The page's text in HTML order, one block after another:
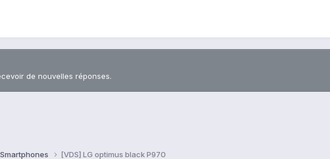
de nouvelles réponses.
[VDS] LG optimus black P970